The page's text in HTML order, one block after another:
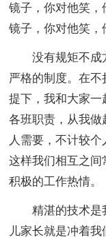
镜子，你对他笑
镜子，你对他笑，
没有规矩不成
严格的制度。在
提下，我和大家
各班职责，从我
人需要，不计较个
这样我们相互之
积极的工作热情。
精湛的技术是
儿家长就是冲着